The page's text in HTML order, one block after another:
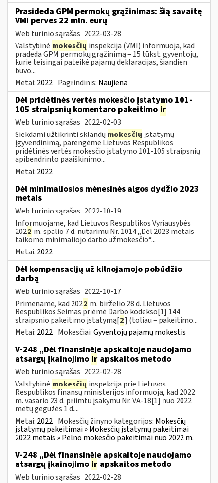
Prasideda GPM permokų grąžinimas: šią savaitę
VMI perves 22 mln. eurų
Web turinio sąrašas 2022-03-28
Valstybinė mokesčių inspekcija (VMI) informuoja, kad
pradeda GPM permokų grąžinimą – 15 tūkst. gyventojų,
kurie teisingai pateikė pajamų deklaracijas, šiandien
buvo...
Metai: 2022 Pagrindinis: Naujiena
Dėl pridėtinės vertės mokesčio įstatymo 101-
105 straipsnių komentaro pakeitimo ir
Web turinio sąrašas 2022-02-03
Siekdami užtikrinti sklandų mokesčių įstatymų
įgyvendinimą, parengėme Lietuvos Respublikos
pridėtinės vertės mokesčio įstatymo 101-105 straipsnių
apibendrinto paaiškinimo...
Metai: 2022
Dėl minimaliosios mėnesinės algos dydžio 2023
metais
Web turinio sąrašas 2022-10-19
Informuojame, kad Lietuvos Respublikos Vyriausybės
2022 m. spalio 7 d. nutarimu Nr. 1014 „Dėl 2023 metais
taikomo minimaliojo darbo užmokesčio“...
Metai: 2022
Dėl kompensacijų už kilnojamojo pobūdžio
darbą
Web turinio sąrašas 2022-10-17
Primename, kad 2022 m. birželio 28 d. Lietuvos
Respublikos Seimas priėmė Darbo kodekso[1] 144
straipsnio pakeitimo įstatymą[2] (toliau – pakeitimo...
Metai: 2022 Mokesčiai:Gyventojų pajamų mokestis
V-248 „Dėl finansinėje apskaitoje naudojamo
atsargų įkainojimo ir apskaitos metodo
Web turinio sąrašas 2022-02-28
Valstybinė mokesčių inspekcija prie Lietuvos
Respublikos finansų ministerijos informuoja, kad 2022
m. vasario 23 d. priimtu įsakymu Nr. VA-18[1] nuo 2022
metų gegužės 1 d....
Metai: 2022 Mokesčių žinyno kategorijos: Mokesčių
įstatymų pakeitimai » Mokesčių įstatymų pakeitimai
2022 metais » Pelno mokesčio pakeitimai nuo 2022 m.
V-248 „Dėl finansinėje apskaitoje naudojamo
atsargų įkainojimo ir apskaitos metodo
Web turinio sąrašas 2022-02-28